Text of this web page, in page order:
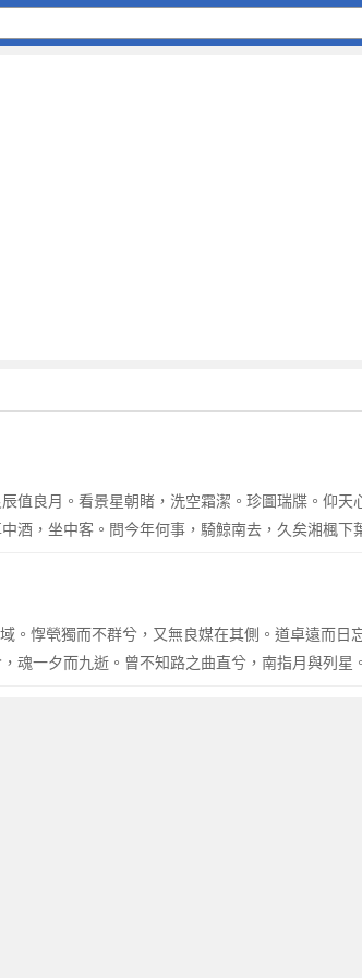
值良月。看景星朝睹，洗空霜潔。珍圖瑞牒。仰
酒，坐中客。問今年何事，騎鯨南去，久矣湘楓下
。惸煢獨而不群兮，又無良媒在其側。道卓遠而
魂一夕而九逝。曾不知路之曲直兮，南指月與列星